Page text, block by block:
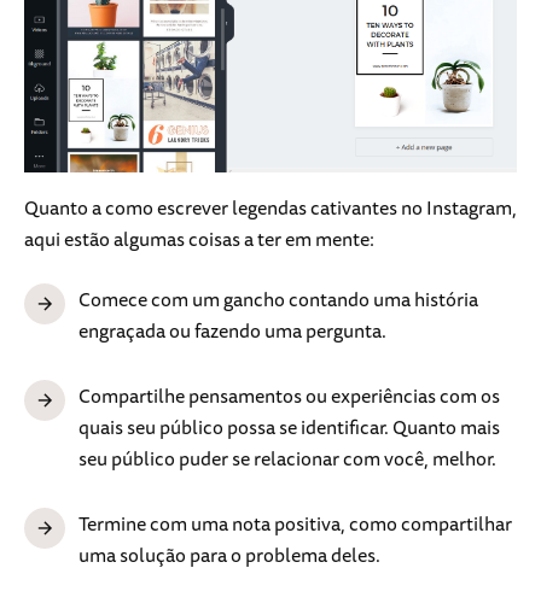
Quanto a como escrever legendas cativantes no Instagram,
aqui estão algumas coisas a ter em mente:
Comece com um gancho contando uma história
engraçada ou fazendo uma pergunta.
Compartilhe pensamentos ou experiências com os
quais seu público possa se identificar. Quanto mais
seu público puder se relacionar com você, melhor.
Termine com uma nota positiva, como compartilhar
uma solução para o problema deles.